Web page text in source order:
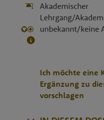
Akademischer
Lehrgang/
unbekannt/keine
Ich möchte eine
Ergänzung zu
vorschlagen